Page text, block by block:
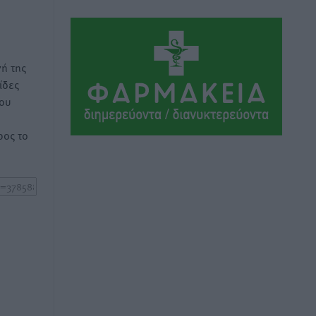
της
το
Πρωταθλήματος Κ20 στα σωματεία
πριν 7 ώρες
Ευρωπαϊκό Πρωτάθλημα Στίβου: Πότε
αγωνίζονται η Μαγκούλια, η
Σπανουδάκη και ο Κριτούλης